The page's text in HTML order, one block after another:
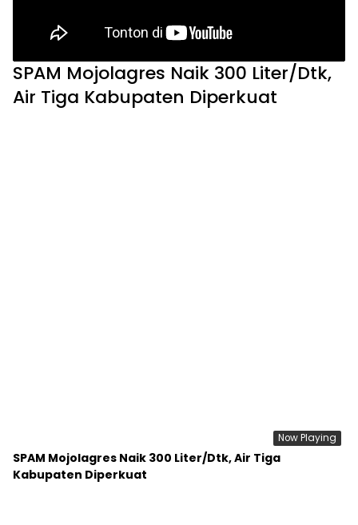
SPAM Mojolagres Naik 300 Liter/Dtk,
Air Tiga Kabupaten Diperkuat
Now Playing
SPAM Mojolagres Naik 300 Liter/Dtk, Air Tiga
Kabupaten Diperkuat